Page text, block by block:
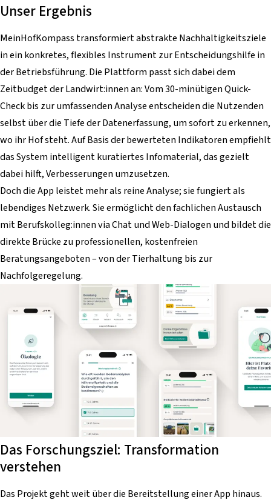
Unser Ergebnis
MeinHofKompass transformiert abstrakte Nachhaltigkeitsziele
in ein konkretes, flexibles Instrument zur Entscheidungshilfe in
der Betriebsführung. Die Plattform passt sich dabei dem
Zeitbudget der Landwirt:innen an: Vom 30-minütigen Quick-
Check bis zur umfassenden Analyse entscheiden die Nutzenden
selbst über die Tiefe der Datenerfassung, um sofort zu erkennen,
wo ihr Hof steht. Auf Basis der bewerteten Indikatoren empfiehlt
das System intelligent kuratiertes Infomaterial, das gezielt
dabei hilft, Verbesserungen umzusetzen.
Doch die App leistet mehr als reine Analyse; sie fungiert als
lebendiges Netzwerk. Sie ermöglicht den fachlichen Austausch
mit Berufskolleg:innen via Chat und Web-Dialogen und bildet die
direkte Brücke zu professionellen, kostenfreien
Beratungsangeboten – von der Tierhaltung bis zur
Nachfolgeregelung.
Das Forschungsziel: Transformation
verstehen
Das Projekt geht weit über die Bereitstellung einer App hinaus.